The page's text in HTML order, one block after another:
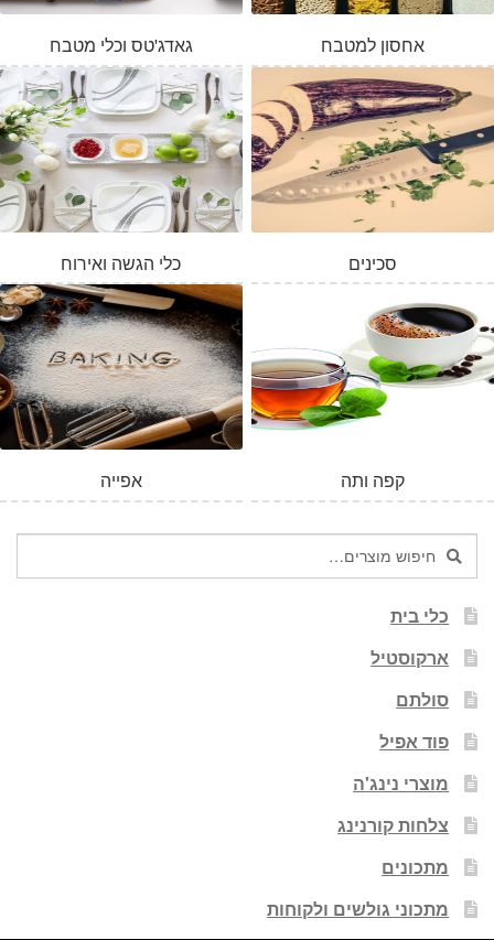
גאדג'טס וכלי מטבח אחסון למטבח
כלי הגשה ואירוח סכינים
אפייה קפה ותה
חיפוש
עבור:
חיפוש
כלי בית
ארקוסטיל
סולתם
פוד אפיל
מוצרי נינג'ה
צלחות קורנינג
מתכונים
מתכוני גולשים ולקוחות